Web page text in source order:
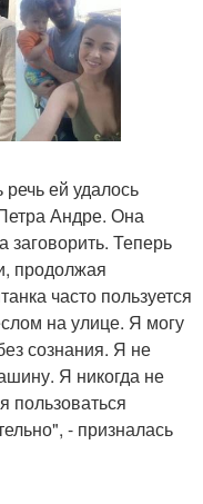
ей удалось
Андре. Она
заговорить. Теперь
продолжая
часто пользуется
на улице. Я могу
сознания. Я не
Я никогда не
пользоваться
- призналась